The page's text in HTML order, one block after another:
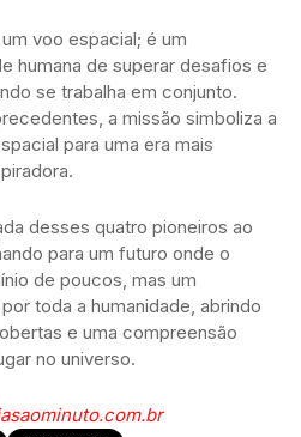
voo espacial; é um
humana de superar desafios e
se trabalha em conjunto.
a missão simboliza a
para uma era mais
desses quatro pioneiros ao
para um futuro onde o
de poucos, mas um
toda a humanidade, abrindo
e uma compreensão
no universo.